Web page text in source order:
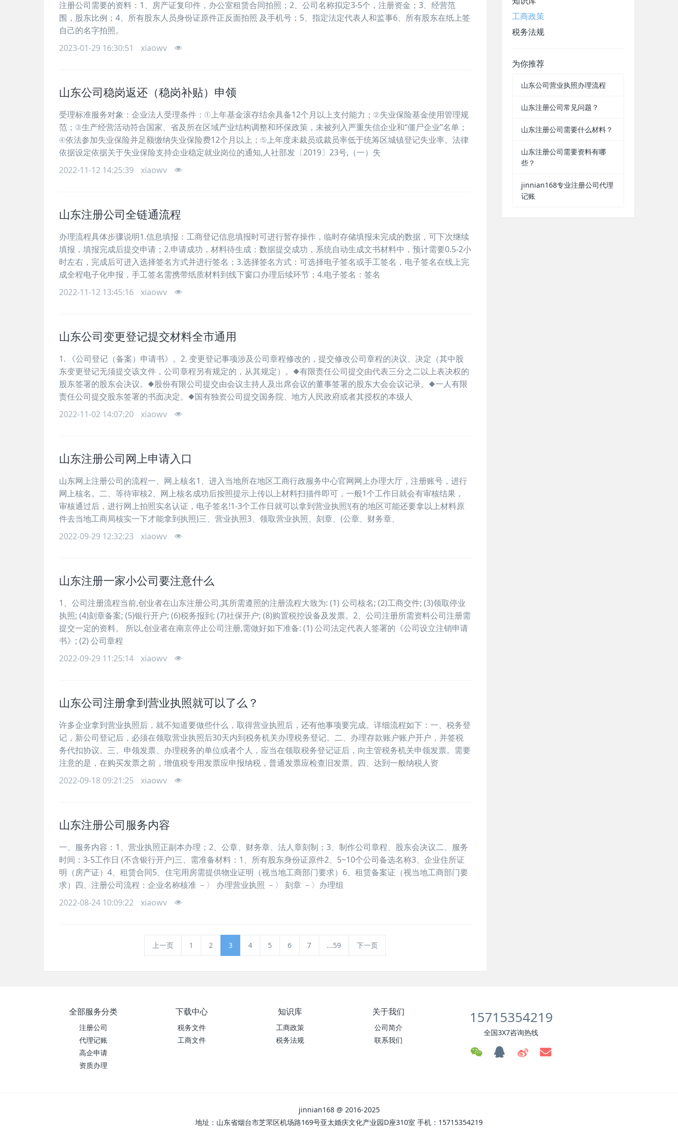
注册公司需要的资料：1、房产证复印件，办公室租赁合同拍照；2、公司名称拟定3-5个，注册资金；3、经营范
围，股东比例；4、所有股东人员身份证原件正反面拍照 及手机号；5、指定法定代表人和监事6、所有股东在纸上签
自己的名字拍照。
2023-01-29 16:30:51
xiaowv
山东公司稳岗返还（稳岗补贴）申领
受理标准服务对象：企业法人受理条件：①上年基金滚存结余具备12个月以上支付能力；②失业保险基金使用管理规
范；③生产经营活动符合国家、省及所在区域产业结构调整和环保政策，未被列入严重失信企业和“僵尸企业”名单；
④依法参加失业保险并足额缴纳失业保险费12个月以上；⑤上年度未裁员或裁员率低于统筹区城镇登记失业率。法律
依据设定依据关于失业保险支持企业稳定就业岗位的通知,人社部发〔2019〕23号,（一）失
2022-11-12 14:25:39
xiaowv
山东注册公司全链通流程
办理流程具体步骤说明1.信息填报：工商登记信息填报时可进行暂存操作，临时存储填报未完成的数据，可下次继续
填报，填报完成后提交申请；2.申请成功，材料待生成：数据提交成功，系统自动生成文书材料中，预计需要0.5-2小
时左右，完成后可进入选择签名方式并进行签名；3.选择签名方式：可选择电子签名或手工签名，电子签名在线上完
成全程电子化申报，手工签名需携带纸质材料到线下窗口办理后续环节；4.电子签名：签名
2022-11-12 13:45:16
xiaowv
山东公司变更登记提交材料全市通用
1. 《公司登记（备案）申请书》。2. 变更登记事项涉及公司章程修改的，提交修改公司章程的决议、决定（其中股
东变更登记无须提交该文件，公司章程另有规定的，从其规定）。◆有限责任公司提交由代表三分之二以上表决权的
股东签署的股东会决议。◆股份有限公司提交由会议主持人及出席会议的董事签署的股东大会会议记录。◆一人有限
责任公司提交股东签署的书面决定。◆国有独资公司提交国务院、地方人民政府或者其授权的本级人
2022-11-02 14:07:20
xiaowv
山东注册公司网上申请入口
山东网上注册公司的流程一、网上核名1、进入当地所在地区工商行政服务中心官网网上办理大厅，注册账号，进行
网上核名。二、等待审核2、网上核名成功后按照提示上传以上材料扫描件即可，一般1个工作日就会有审核结果，
审核通过后，进行网上拍照实名认证，电子签名!1-3个工作日就可以拿到营业执照!(有的地区可能还要拿以上材料原
件去当地工商局核实一下才能拿到执照)三、营业执照3、领取营业执照、刻章、(公章、财务章、
2022-09-29 12:32:23
xiaowv
山东注册一家小公司要注意什么
1、公司注册流程当前,创业者在山东注册公司,其所需遵照的注册流程大致为: (1) 公司核名; (2)工商交件; (3)领取停业
执照; (4)刻章备案; (5)银行开户; (6)税务报到; (7)社保开户; (8)购置税控设备及发票。2、公司注册所需资料公司注册需
提交一定的资料。 所以,创业者在南京停止公司注册,需做好如下准备: (1) 公司法定代表人签署的《公司设立注销申请
书》; (2) 公司章程
2022-09-29 11:25:14
xiaowv
山东公司注册拿到营业执照就可以了么？
许多企业拿到营业执照后，就不知道要做些什么，取得营业执照后，还有他事项要完成。详细流程如下：一、税务登
记，新公司登记后，必须在领取营业执照后30天内到税务机关办理税务登记。二、办理存款账户账户开户，并签税
务代扣协议。三、申领发票、办理税务的单位或者个人，应当在领取税务登记证后，向主管税务机关申领发票。需要
注意的是，在购买发票之前，增值税专用发票应申报纳税，普通发票应检查旧发票。四、达到一般纳税人资
2022-09-18 09:21:25
xiaowv
山东注册公司服务内容
一、服务内容：1、营业执照正副本办理；2、公章、财务章、法人章刻制；3、制作公司章程、股东会决议二、服务
时间：3-5工作日 (不含银行开户)三、需准备材料：1、所有股东身份证原件2、5~10个公司备选名称3、企业住所证
明（房产证）4、租赁合同5、住宅用房需提供物业证明（视当地工商部门要求）6、租赁备案证（视当地工商部门要
求）四、注册公司流程：企业名称核准 －〉 办理营业执照 －〉 刻章 －〉办理组
2022-08-24 10:09:22
xiaowv
上一页 1 2 3 4 5 6 7 ...59 下一页
工商政策
税务法规
为你推荐
山东公司营业执照办理流程
山东注册公司常见问题？
山东注册公司需要什么材料？
山东注册公司需要资料有哪
些？
jinnian168专业注册公司代理
记账
全部服务分类
注册公司
代理记账
高企申请
资质办理
下载中心
税务文件
工商文件
知识库
工商政策
税务法规
关于我们
公司简介
联系我们
15715354219
全国3X7咨询热线
jinnian168 @ 2016-2025
地址：山东省烟台市芝罘区机场路169号亚太婚庆文化产业园D座310室 手机：15715354219